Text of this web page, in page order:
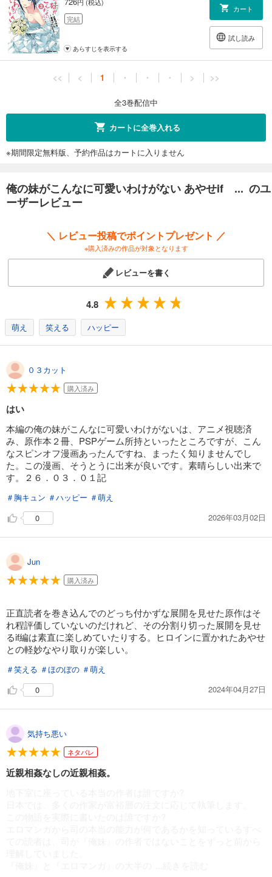
完結
カート
試し読み
あらすじを表示する
<< < 1 ・ ・ ・ > >>
全3巻配信中
カートに全巻入れる
※期間限定無料版、予約作品はカートに入りません
俺の妹がこんなに可愛いわけがない あやせif ... のユ
ーザーレビュー
＼ レビュー投稿でポイントプレゼント ／
※購入済みの作品が対象となります
レビューを書く
4.8
萌え 笑える ハッピー
０３カット
購入済み
はい
本編の俺の妹がこんなに可愛いわけがないは、アニメ視聴済
み、原作本２冊、PSPゲーム所持といったところですが、こん
なスピンオフ漫画あったんですね、まったく知りませんでし
た。この漫画、そうとうに出来が良いです。素晴らしい出来で
す。２６．０３．０１記
＃胸キュン ＃ハッピー ＃萌え
0
2026年03月02日
Jun
購入済み
正直読者を巻き込んでのどっち付かずな展開を見せた原作はそ
れ程評価していないのだけれど、その分割り切った展開を見せ
るif編は素直に楽しめていたりする。ヒロインに置かれたあやせ
との軽妙なやり取りが楽しい。
＃笑える ＃ほのぼの ＃萌え
0
2024年04月27日
気持ち悪い
ネタバレ
近親相姦なしの近親相姦。